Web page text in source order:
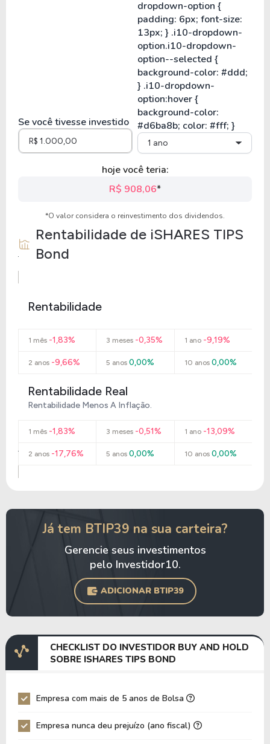
Se você tivesse investido
1 ano
hoje você teria:
R$ 908,06*
*O valor considera o reinvestimento dos dividendos.
Rentabilidade de iSHARES TIPS
Bond
Rentabilidade
1 mês -1,83% 3 meses -0,35% 1 ano-9,19%
2 anos -9,66% 5 anos 0,00% 10 anos0,00%
Rentabilidade Real
Rentabilidade Menos A Inflação.
1 mês -1,83% 3 meses -0,51% 1 ano-13,09%
2 anos -17,76% 5 anos 0,00% 10 anos0,00%
Já tem BTIP39 na sua carteira?
Gerencie seus investimentos
pelo Investidor10.
ADICIONAR BTIP39
CHECKLIST DO INVESTIDOR BUY AND HOLD
SOBRE ISHARES TIPS BOND
Empresa com mais de 5 anos de Bolsa
Empresa nunca deu prejuízo (ano fiscal)